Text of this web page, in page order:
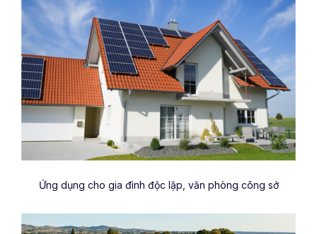
Ứng dụng cho gia đình độc lập, văn phòng công sở